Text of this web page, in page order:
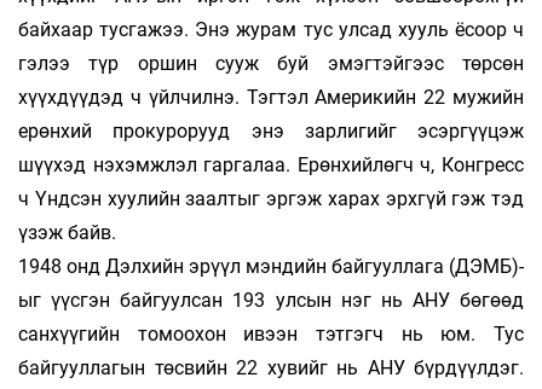
байхаар тусгажээ. Энэ журам тус улсад хууль ёсоор ч
гэлээ түр оршин сууж буй эмэгтэйгээс төрсөн
хүүхдүүдэд ч үйлчилнэ. Тэг­тэл Америкийн 22 мужийн
ерөнхий про­ку­­рорууд энэ зарлигийг эсэргүүцэж
шүүхэд нэ­хэмж­­лэл гаргалаа. Ерөнхийлөгч ч, Конгресс
ч Үндсэн хуулийн заалтыг эргэж харах эрхгүй гэж тэд
үзэж байв.
1948 онд Дэлхийн эрүүл мэндийн бай­гуул­лага (ДЭМБ)-
ыг үүсгэн байгуулсан 193 улсын нэг нь АНУ бөгөөд
санхүүгийн томоохон ивээн тэт­гэгч нь юм. Тус
байгууллагын төсвийн 22 хувийг нь АНУ бүрдүүлдэг.